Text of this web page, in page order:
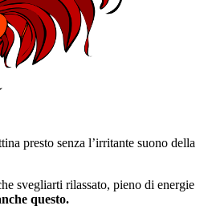
presto senza l’irritante suono della
svegliarti rilassato, pieno di energie
questo.